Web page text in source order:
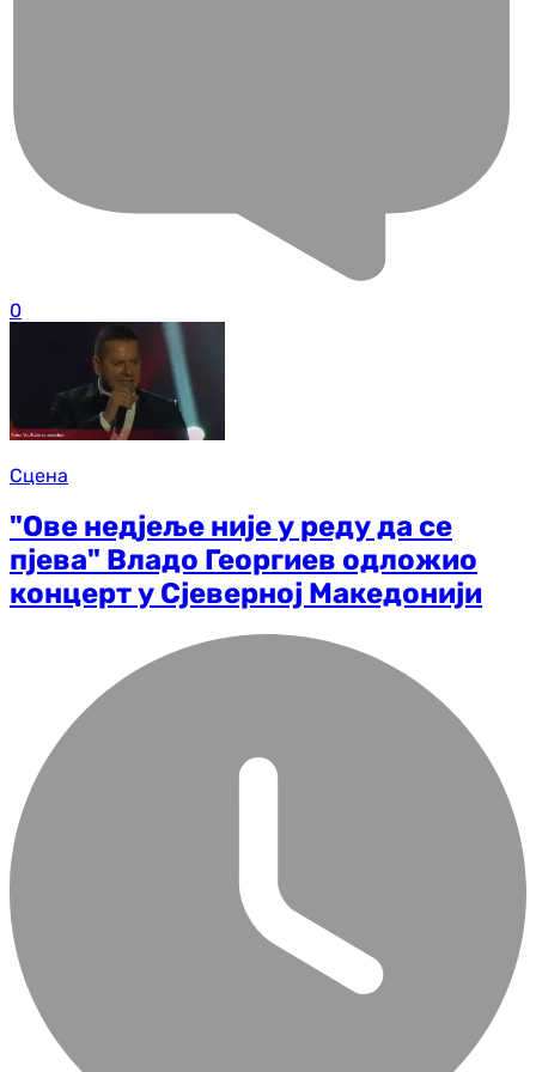
0
Сцена
"Ове нед‌јеље није у реду да се
пјева" Владо Георгиев одложио
концерт у Сјеверној Македонији